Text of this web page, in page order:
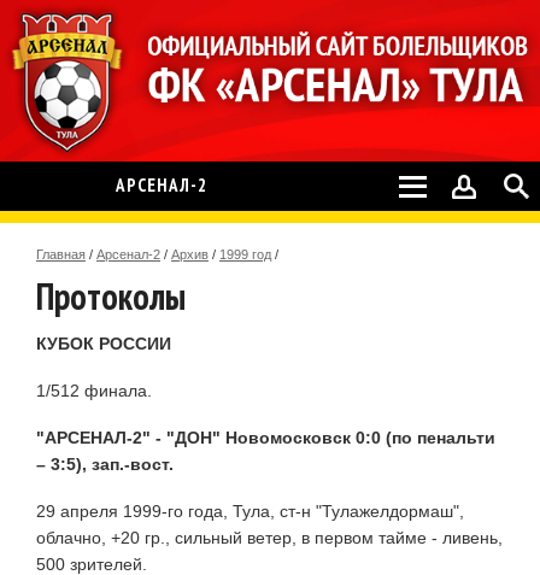
АРСЕНАЛ-2
Главная / Арсенал-2 / Архив / 1999 год /
Протоколы
КУБОК РОССИИ
1/512 финала.
"АРСЕНАЛ-2" - "ДОН" Новомосковск 0:0 (по пенальти
– 3:5), зап.-вост.
29 апреля 1999-го года, Тула, ст-н "Тулажелдормаш",
облачно, +20 гр., сильный ветер, в первом тайме - ливень,
500 зрителей.